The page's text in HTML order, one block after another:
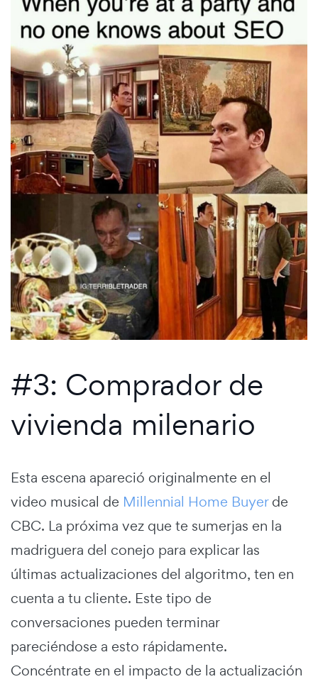
#3: Comprador de
vivienda milenario
Esta escena apareció originalmente en el
video musical de Millennial Home Buyerde
CBC. La próxima vez que te sumerjas en la
madriguera del conejo para explicar las
últimas actualizaciones del algoritmo, ten en
cuenta a tu cliente. Este tipo de
conversaciones pueden terminar
pareciéndose a esto rápidamente.
Concéntrate en el impacto de la actualización